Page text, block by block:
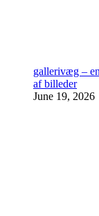
gallerivæg –
af billeder
June 19, 2026